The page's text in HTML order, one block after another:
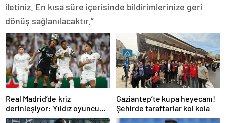
iletiniz. En kısa süre içerisinde bildirimlerinize geri
dönüş sağlanılacaktır.”
Real Madrid’de kriz
derinleşiyor: Yıldız oyuncu
takıma dönmek istemiyor
Gaziantep’te kupa heyecanı!
Şehirde taraftarlar kol kola